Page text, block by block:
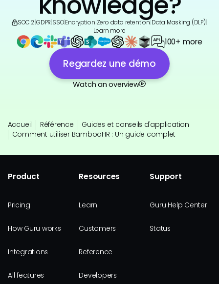
SOC 2 GDPR SSO|Encryption Zero data retention Data Masking (DLP)
Learn more
100+ more
Regardez une démo
Watch an overview
Accueil Référence
Guides et conseils d'application
Comment utiliser BambooHR : Un guide complet
Product
Pricing
How Guru works
Integrations
All features
Resources
Learn
Customers
Reference
Developers
Support
Guru Help Center
Status